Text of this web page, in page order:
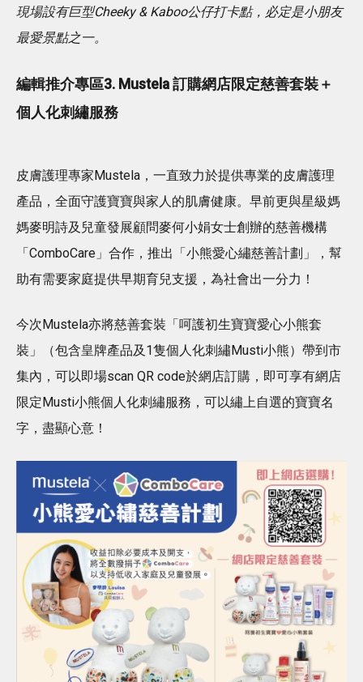
現場設有巨型Cheeky & Kaboo公仔打卡點，必定是小朋友
最愛景點之一。
編輯推介專區3. Mustela 訂購網店限定慈善套裝＋
個人化刺繡服務
皮膚護理專家Mustela，一直致力於提供專業的皮膚護理
產品，全面守護寶寶與家人的肌膚健康。早前更與星級媽
媽麥明詩及兒童發展顧問麥何小娟女士創辦的慈善機構
「ComboCare」合作，推出「小熊愛心繡慈善計劃」，幫
助有需要家庭提供早期育兒支援，為社會出一分力！
今次Mustela亦將慈善套裝「呵護初生寶寶愛心小熊套
裝」（包含皇牌產品及1隻個人化刺繡Musti小熊）帶到市
集內，可以即場scan QR code於網店訂購，即可享有網店
限定Musti小熊個人化刺繡服務，可以繡上自選的寶寶名
字，盡顯心意！